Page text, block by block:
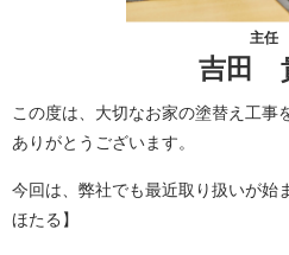
主任
吉田
この度は、大切なお家の塗替え工事
ありがとうございます。
今回は、弊社でも最近取り扱いが始
ほたる】